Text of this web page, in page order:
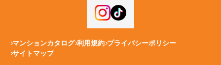
マンションカタログ 利用規約 プライバシーポリシー
サイトマップ